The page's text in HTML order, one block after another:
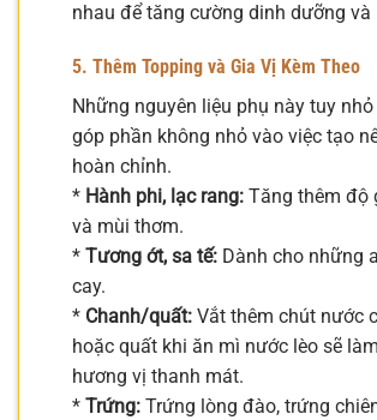
nhau để tăng cường dinh dưỡng và
5. Thêm Topping và Gia Vị Kèm Theo
Những nguyên liệu phụ này tuy
góp phần không nhỏ vào việc tạo
hoàn chỉnh.
* Hành phi, lạc rang: Tăng thêm độ
và mùi thơm.
* Tương ớt, sa tế: Dành cho những
cay.
* Chanh/quất: Vắt thêm chút nước
hoặc quất khi ăn mì nước lèo sẽ
hương vị thanh mát.
* Trứng: Trứng lòng đào, trứng